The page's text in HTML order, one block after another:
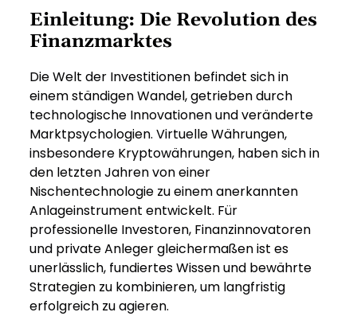
Einleitung: Die Revolution des
Finanzmarktes
Die Welt der Investitionen befindet sich in
einem ständigen Wandel, getrieben durch
technologische Innovationen und veränderte
Marktpsychologien. Virtuelle Währungen,
insbesondere Kryptowährungen, haben sich in
den letzten Jahren von einer
Nischentechnologie zu einem anerkannten
Anlageinstrument entwickelt. Für
professionelle Investoren, Finanzinnovatoren
und private Anleger gleichermaßen ist es
unerlässlich, fundiertes Wissen und bewährte
Strategien zu kombinieren, um langfristig
erfolgreich zu agieren.